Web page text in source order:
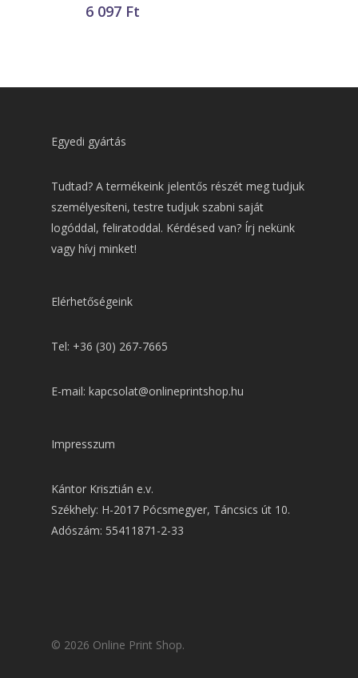
6 097 Ft
Egyedi gyártás
Tudtad? A termékeink jelentős részét meg tudjuk
személyesíteni, testre tudjuk szabni saját
logóddal, feliratoddal. Kérdésed van? Írj nekünk
vagy hívj minket!
Elérhetőségeink
Tel: +36 (30) 267-7665
E-mail: kapcsolat@onlineprintshop.hu
Impresszum
Kántor Krisztián e.v.
Székhely: H-2017 Pócsmegyer, Táncsics út 10.
Adószám: 55411871-2-33
© 2026 Online Print Shop.